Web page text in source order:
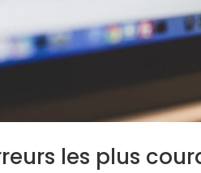
les plus